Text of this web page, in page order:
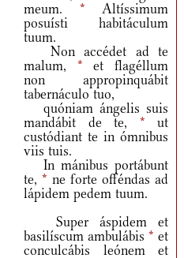
meum. * Altíssimum
posuísti habitáculum
tuum.
Non accédet ad te
malum, * et flagéllum
non appropinquábit
tabernáculo tuo,
quóniam ángelis suis
mandábit de te, * ut
custódiant te in ómnibus
viis tuis.
In mánibus portábunt
te, * ne forte offéndas ad
lápidem pedem tuum.
Super áspidem et
basilíscum ambulábis * et
conculcábis leónem et